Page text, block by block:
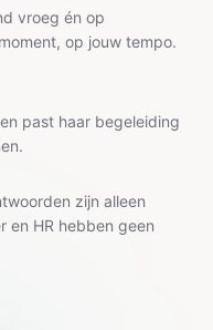
vroeg én op
op jouw tempo.
past haar begeleiding
zijn alleen
en HR hebben geen